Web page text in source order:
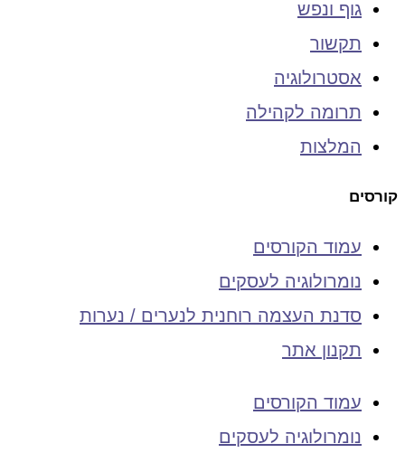
גוף ונפש
תקשור
אסטרולוגיה
תרומה לקהילה
המלצות
קורסים
עמוד הקורסים
נומרולוגיה לעסקים
סדנת העצמה רוחנית לנערים / נערות
תקנון אתר
עמוד הקורסים
נומרולוגיה לעסקים